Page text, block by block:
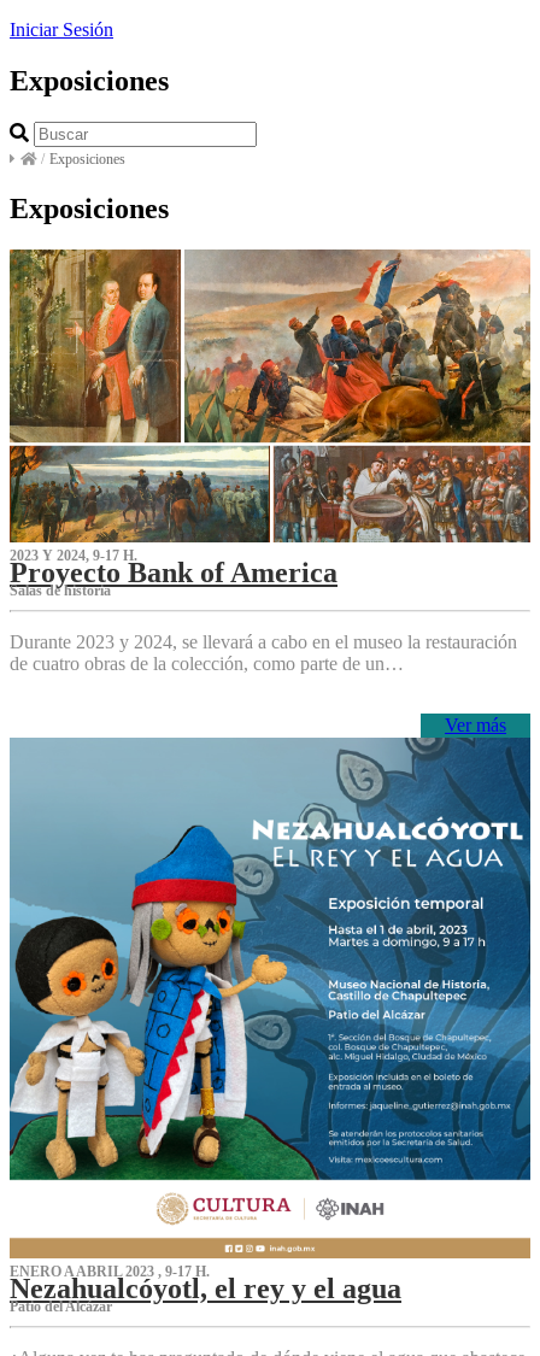
Iniciar Sesión
Exposiciones
/ Exposiciones
Exposiciones
2023 Y 2024, 9-17 H.
Proyecto Bank of America
S‌alas de historia
Durante 2023 y 2024, se llevará a cabo en el museo la restauración
de cuatro obras de la colección, como parte de un…
Ver más
ENERO A ABRIL 2023 , 9-17 H.
Nezahualcóyotl, el rey y el agua
Patio del Alcázar